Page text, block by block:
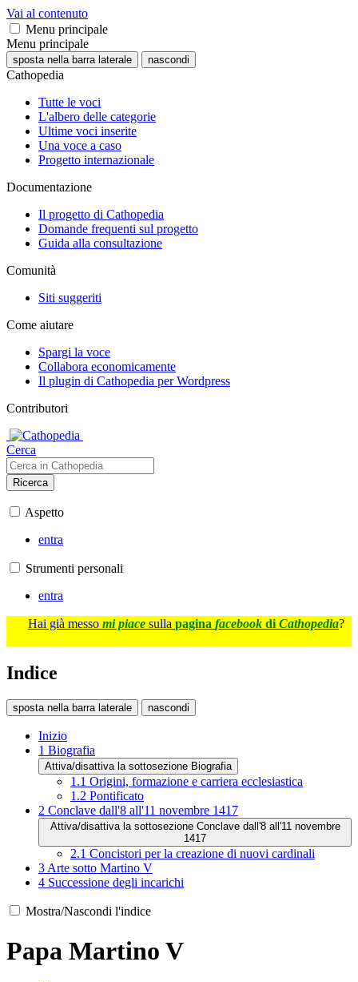
Vai al contenuto
Menu principale
Menu principale
sposta nella barra laterale nascondi
Cathopedia
Tutte le voci
L'albero delle categorie
Ultime voci inserite
Una voce a caso
Progetto internazionale
Documentazione
Il progetto di Cathopedia
Domande frequenti sul progetto
Guida alla consultazione
Comunità
Siti suggeriti
Come aiutare
Spargi la voce
Collabora economicamente
Il plugin di Cathopedia per Wordpress
Contributori
Cerca
Ricerca
Aspetto
entra
Strumenti personali
entra
Hai già messo mi piace sulla pagina facebook di Cathopedia?
Indice
sposta nella barra laterale nascondi
Inizio
1 Biografia
Attiva/disattiva la sottosezione Biografia
1.1 Origini, formazione e carriera ecclesiastica
1.2 Pontificato
2 Conclave dall'8 all'11 novembre 1417
Attiva/disattiva la sottosezione Conclave dall'8 all'11 novembre
1417
2.1 Concistori per la creazione di nuovi cardinali
3Arte sotto Martino V
4 Successione degli incarichi
Mostra/Nascondi l'indice
Papa Martino V